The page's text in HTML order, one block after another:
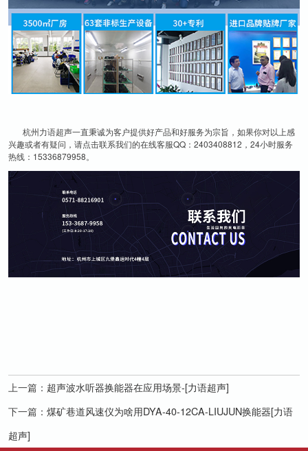
杭州力语超声一直秉诚为客户提供好产品和好服务为宗旨，如果你对以上感
兴趣或者有疑问，请点击联系我们的在线客服QQ：2403408812，24小时服务
热线：15336879958。
上一篇： 超声波水听器换能器在应用场景-[力语超声]
下一篇： 煤矿巷道风速仪为啥用DYA-40-12CA-LIUJUN换能器[力语
超声]